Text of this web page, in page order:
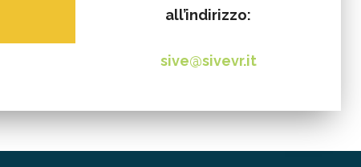
all’indirizzo:
sive@sivevr.it